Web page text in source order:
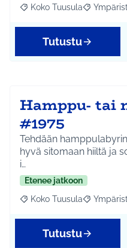
Rajaa tulokset aihepiirin
Koko Tuusula Rajaa
Tutustu
Hamppu- tai
#1975
Tehdään
hyvä sitomaan hiiltä ja
i…
Etenee jatkoon
Rajaa tulokset aihepiirin
Koko Tuusula Rajaa
Tutustu